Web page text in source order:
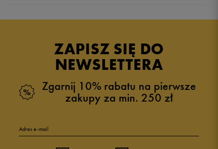
ZAPISZ SIĘ DO
NEWSLETTERA
Zgarnij 10% rabatu na pierwsze
zakupy za min. 250 zł
Adres e-mail